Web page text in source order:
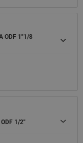
ODF 1"1/8
1/2"